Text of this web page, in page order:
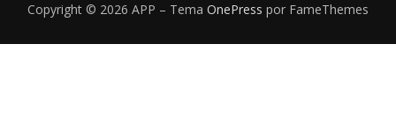
Copyright © 2026 APP – Tema OnePress por FameThemes